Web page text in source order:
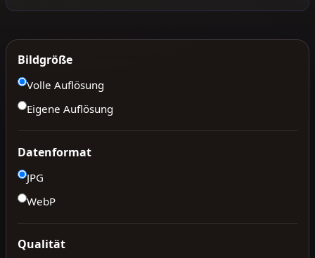
Bildgröße
Volle Auflösung
Eigene Auflösung
Datenformat
JPG
WebP
Qualität